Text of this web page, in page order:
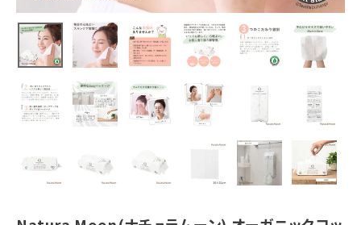
カテゴリーから探す
美容・コスメ・香水
衛生用品
フェムケア